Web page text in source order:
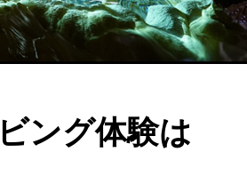
ング体験は